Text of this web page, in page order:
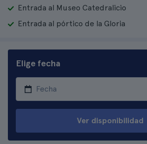
Entrada al Museo Catedralicio
Entrada al pórtico de la Gloria
Elige fecha
Ver disponibilidad